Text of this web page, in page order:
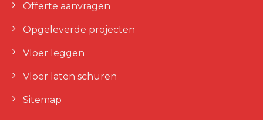
Offerte aanvragen
Opgeleverde projecten
Vloer leggen
Vloer laten schuren
Sitemap